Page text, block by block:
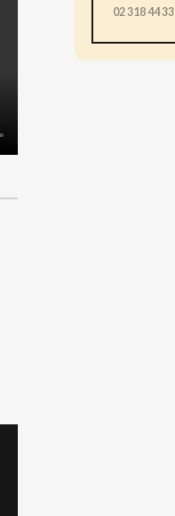
02 318 44 33